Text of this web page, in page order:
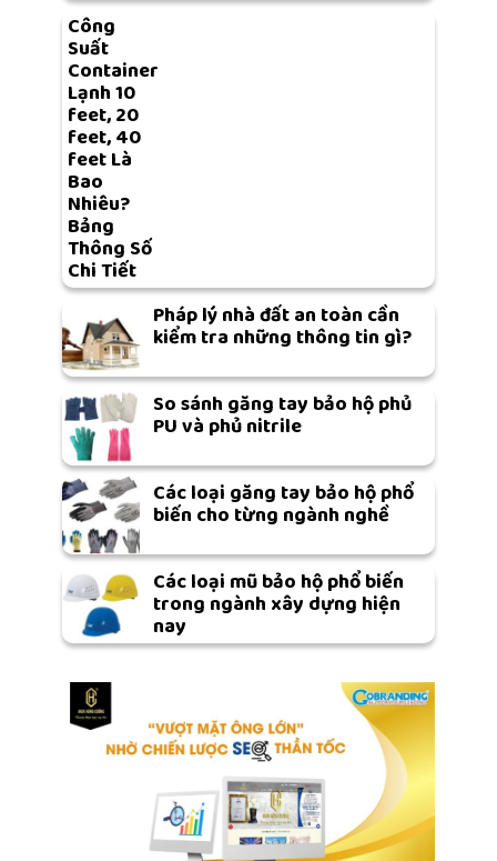
Công
Suất
Container
Lạnh 10
feet, 20
feet, 40
feet Là
Bao
Nhiêu?
Bảng
Thông Số
Chi Tiết
Pháp lý nhà đất an toàn cần
kiểm tra những thông tin gì?
So sánh găng tay bảo hộ phủ
PU và phủ nitrile
Các loại găng tay bảo hộ phổ
biến cho từng ngành nghề
Các loại mũ bảo hộ phổ biến
trong ngành xây dựng hiện
nay